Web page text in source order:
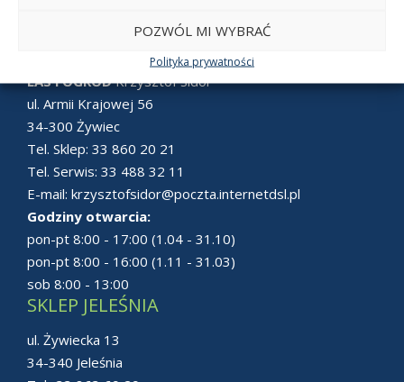
POZWÓL MI WYBRAĆ
Polityka prywatności
LAS i OGRÓDKrzysztof Sidor
ul. Armii Krajowej 56
34-300 Żywiec
Tel. Sklep: 33 860 20 21
Tel. Serwis: 33 488 32 11
E-mail: krzysztofsidor@poczta.internetdsl.pl
Godziny otwarcia:
pon-pt 8:00 - 17:00 (1.04 - 31.10)
pon-pt 8:00 - 16:00 (1.11 - 31.03)
sob 8:00 - 13:00
SKLEP JELEŚNIA
ul. Żywiecka 13
34-340 Jeleśnia